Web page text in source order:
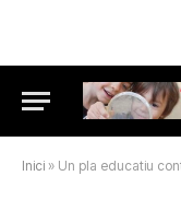
Inici » Un pla educatiu